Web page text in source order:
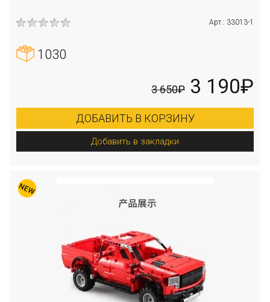
Арт.: 33013-1
1030
3 650₽ 3 190₽
ДОБАВИТЬ В КОРЗИНУ
Добавить в закладки